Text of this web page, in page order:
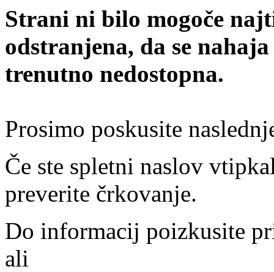
Strani ni bilo mogoče
odstranjena, da se
trenutno nedostopna.
Prosimo poskusite
Če ste spletni naslov
preverite črkovanje.
Do informacij poizkusite
ali